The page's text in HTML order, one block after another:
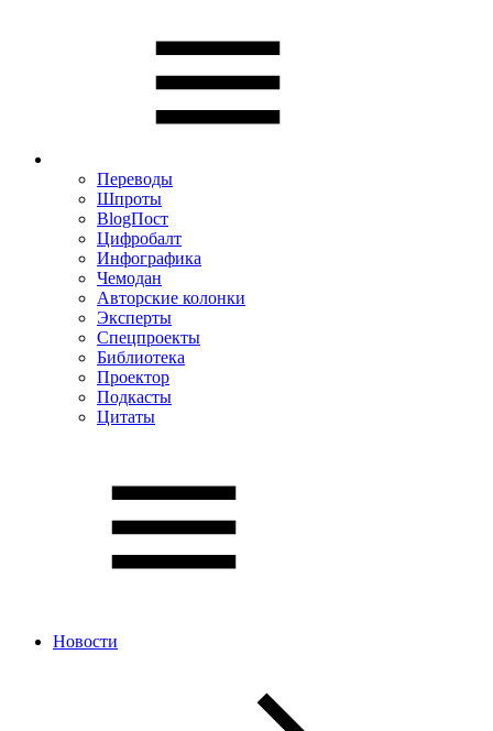
Переводы
Шпроты
BlogПост
Цифробалт
Инфографика
Чемодан
Авторские колонки
Эксперты
Спецпроекты
Библиотека
Проектор
Подкасты
Цитаты
Новости